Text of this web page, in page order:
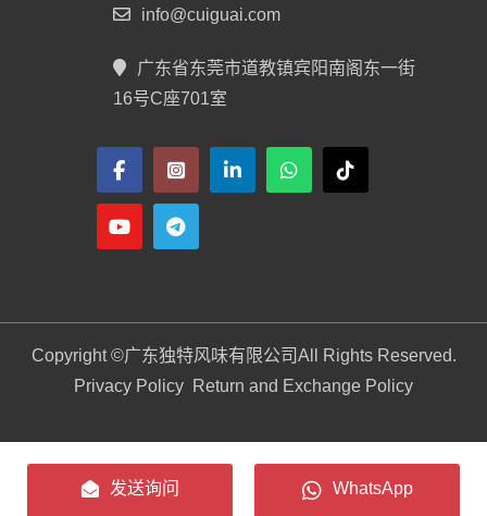
info@cuiguai.com
广东省东莞市道教镇宾阳南阁东一街
16号C座701室
Copyright ©广东独特风味有限公司All Rights Reserved.
Privacy Policy Return and Exchange Policy
发送询问 WhatsApp